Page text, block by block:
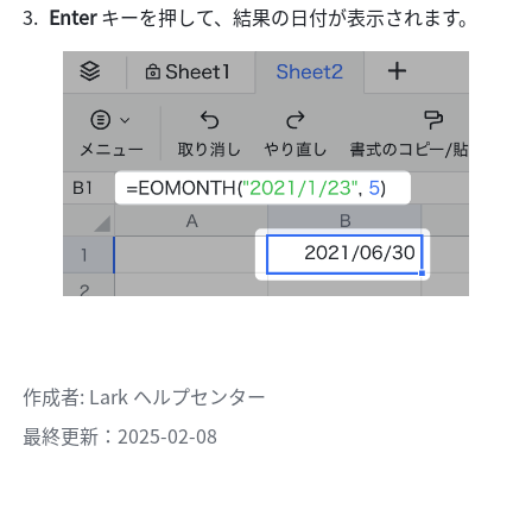
Enter キーを押して、結果の日付が表示されます。
作成者: Lark ヘルプセンター
最終更新：2025-02-08